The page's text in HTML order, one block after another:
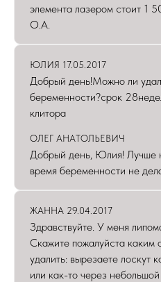
элемента лазером стоит 1
О.А.
ЮЛИЯ 17.05.2017
Добрый день!Можно ли
беременности?срок
клитора
ОЛЕГ АНАТОЛЬЕВИЧ
Добрый день, Юлия! Лучше
время беременности не
ЖАННА 29.04.2017
Здравствуйте. У меня
Скажите пожалуйста каким
удалить: вырезаете лоскут
или как-то через